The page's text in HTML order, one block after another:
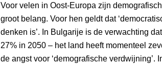
Voor velen in Oost-Europa zijn
groot belang. Voor hen geldt dat
denken is’. In Bulgarije is de verwachting
27% in 2050 – het land heeft momenteel
de angst voor ‘demografische verdwijning’.